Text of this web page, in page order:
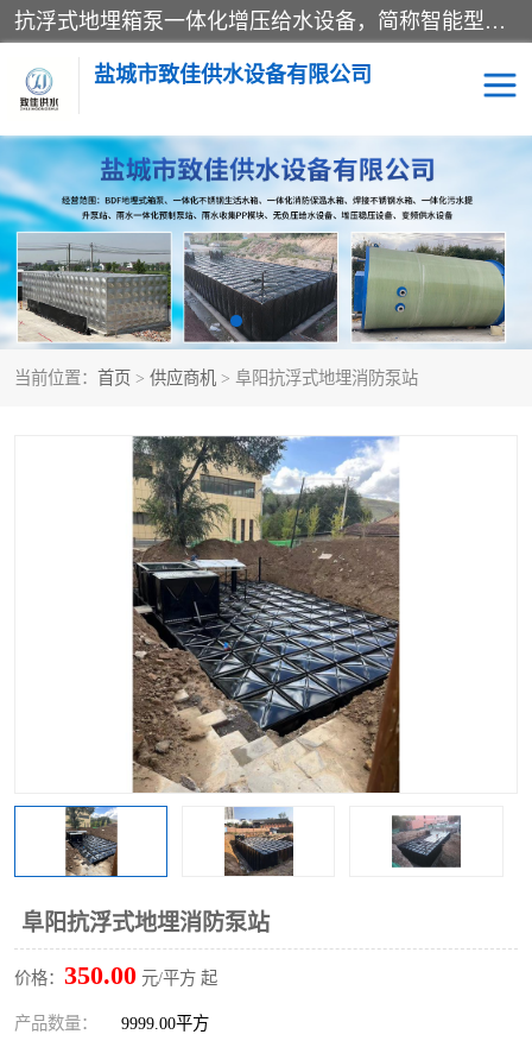
抗浮式地埋箱泵一体化增压给水设备，简称智能型泵站。它由由水泵机组、消防水箱、泵房三大部分组成，其抗浮效果好，因为设计时通过将底板与箱体联在一起，箱体重量抵消了地下水浮力。系统维护好，内部拉筋、泵站、管道，喷淋等各部运行正堂，无一损坏；结构更牢固。
盐城市致佳供水设备有限公司
当前位置： 首页 > 供应商机 > 阜阳抗浮式地埋消防泵站
阜阳抗浮式地埋消防泵站
价格： 350.00 元/平方 起
产品数量： 9999.00平方
消防一体化水箱 地埋箱泵一体化
一体化污水泵站